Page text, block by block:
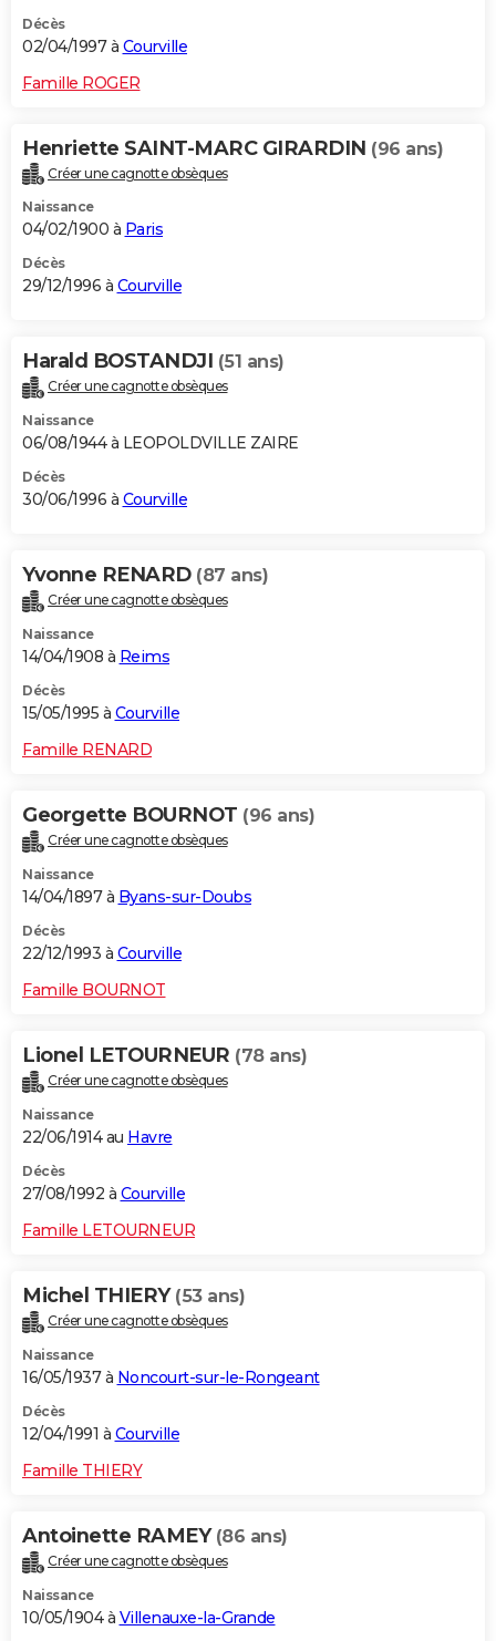
Décès
02/04/1997 à Courville
Famille ROGER
Henriette SAINT-MARC GIRARDIN (96 ans)
Créer une cagnotte obsèques
Naissance
04/02/1900 à Paris
Décès
29/12/1996 à Courville
Harald BOSTANDJI (51 ans)
Créer une cagnotte obsèques
Naissance
06/08/1944 à LEOPOLDVILLE ZAIRE
Décès
30/06/1996 à Courville
Yvonne RENARD (87 ans)
Créer une cagnotte obsèques
Naissance
14/04/1908 à Reims
Décès
15/05/1995 à Courville
Famille RENARD
Georgette BOURNOT (96 ans)
Créer une cagnotte obsèques
Naissance
14/04/1897 à Byans-sur-Doubs
Décès
22/12/1993 à Courville
Famille BOURNOT
Lionel LETOURNEUR (78 ans)
Créer une cagnotte obsèques
Naissance
22/06/1914 au Havre
Décès
27/08/1992 à Courville
Famille LETOURNEUR
Michel THIERY (53 ans)
Créer une cagnotte obsèques
Naissance
16/05/1937 à Noncourt-sur-le-Rongeant
Décès
12/04/1991 à Courville
Famille THIERY
Antoinette RAMEY (86 ans)
Créer une cagnotte obsèques
Naissance
10/05/1904 à Villenauxe-la-Grande